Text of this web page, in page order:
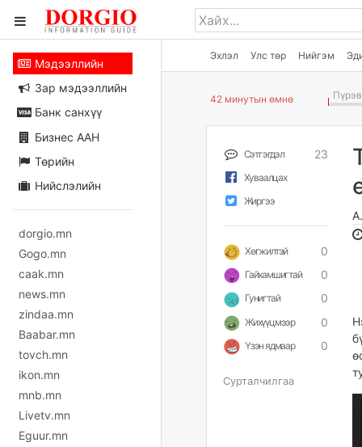
Эхлэл Улс төр Нийгэм
Мэдээллийн
Зар мэдээллийн
Банк санхүү
Бизнес ААН
Төрийн
Нийслэлийн
dorgio.mn
Gogo.mn
caak.mn
news.mn
zindaa.mn
Baabar.mn
tovch.mn
ikon.mn
mnb.mn
Livetv.mn
Eguur.mn
42 минутын өмнө Пүрэв
Сэтгэгдэл 23
Хуваалцах
Жиргээ
Хөгжилтэй 0
Гайхамшигтай 0
Гунигтай 0
Жихүүцмээр 0
Үзэн ядмаар 0
Сурталчилгаа